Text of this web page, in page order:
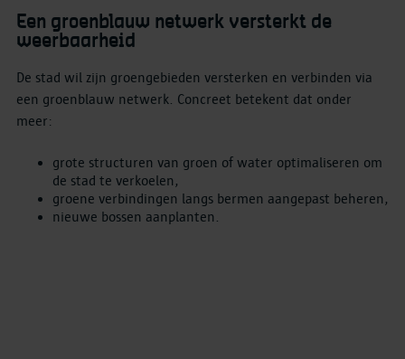
Een groenblauw netwerk versterkt de
weerbaarheid
De stad wil zijn groengebieden versterken en verbinden via
een groenblauw netwerk. Concreet betekent dat onder
meer:
grote structuren van groen of water optimaliseren om
de stad te verkoelen,
groene verbindingen langs bermen aangepast beheren,
nieuwe bossen aanplanten.